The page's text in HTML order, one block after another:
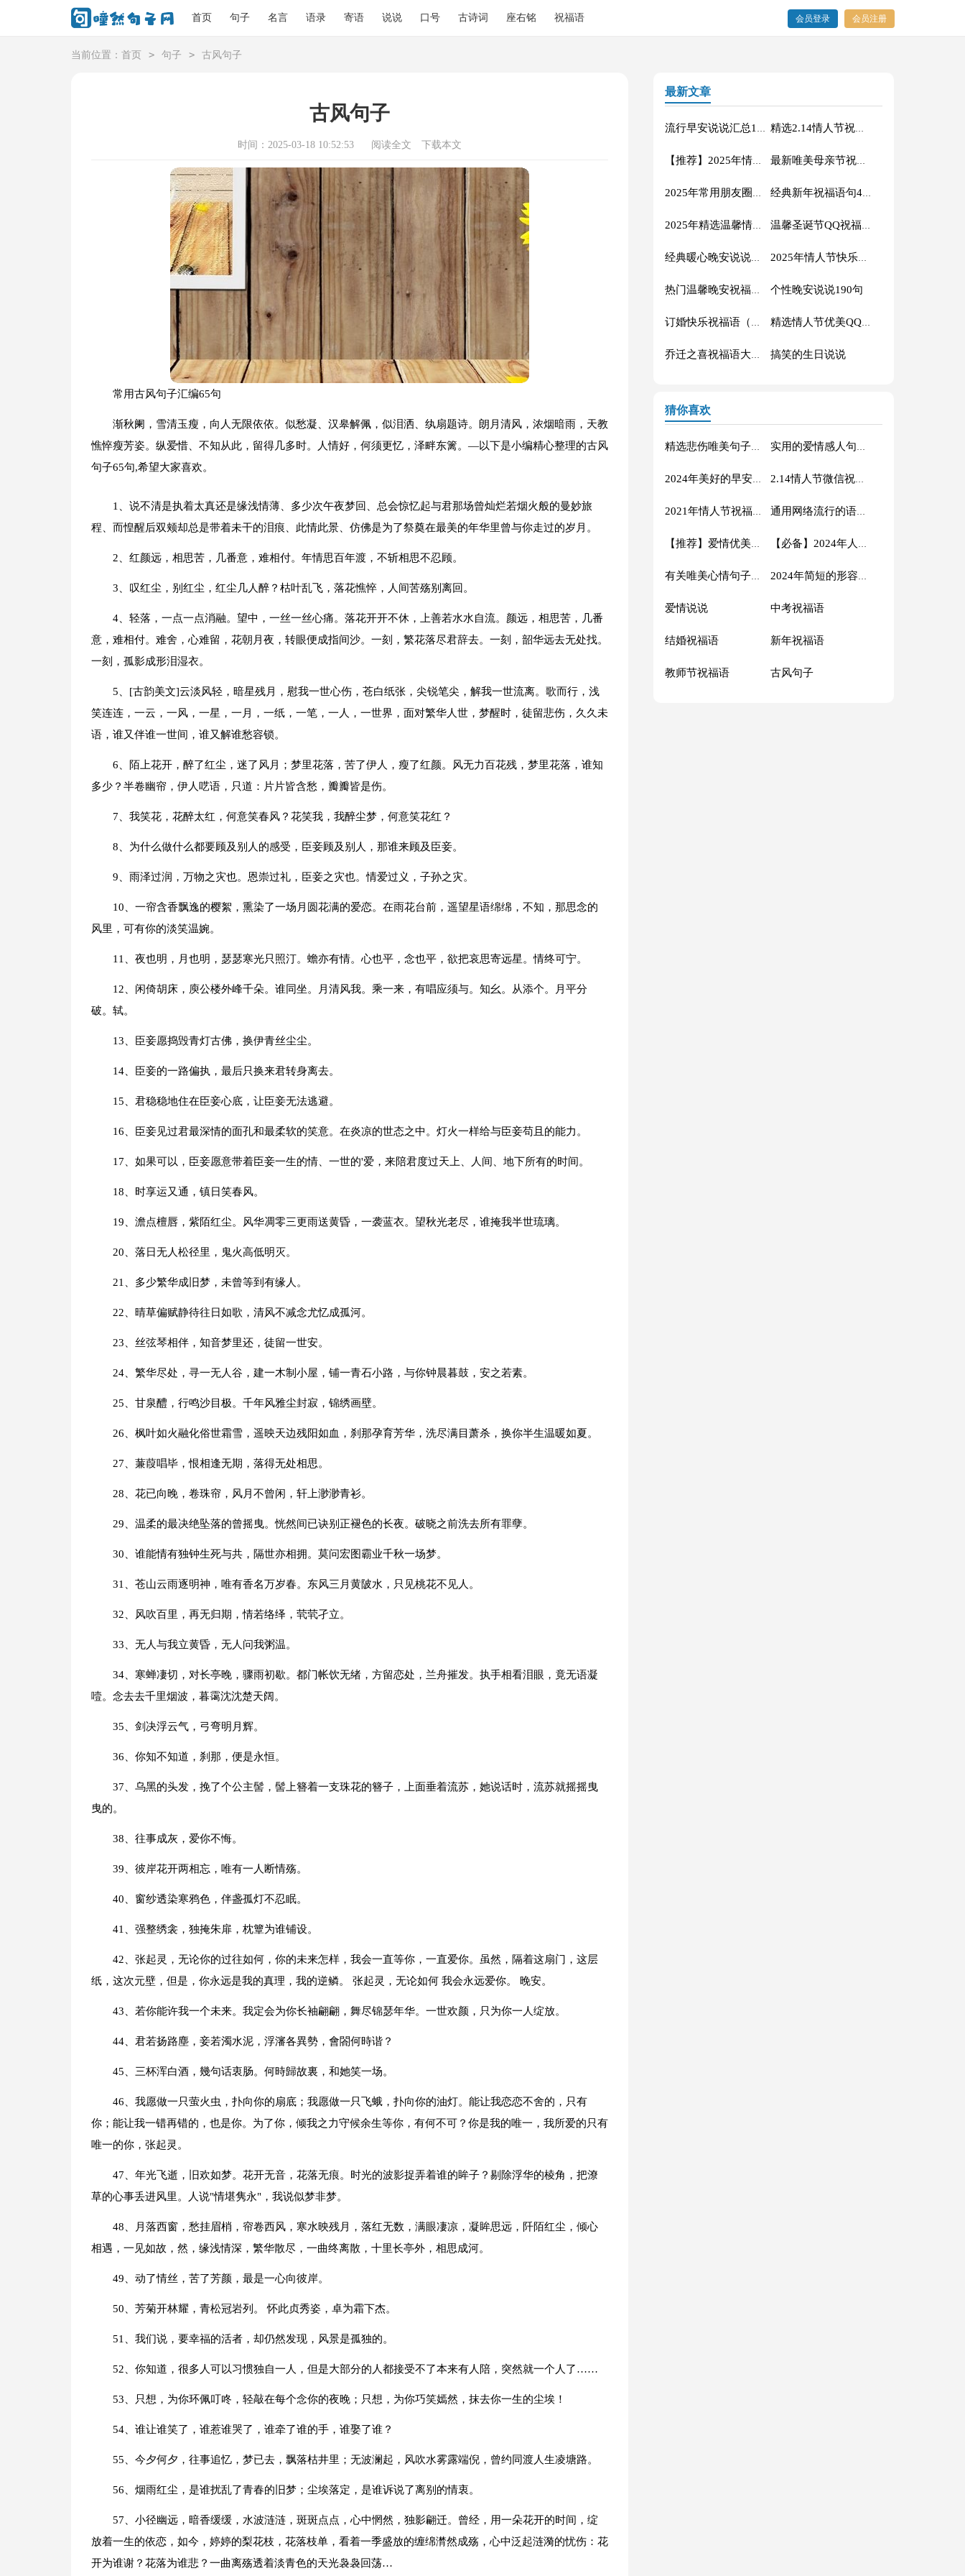
首页 句子 名言 语录 寄语 说说 口号 古诗词 座右铭 祝福语 会员登录 会员注册
当前位置： 首页 > 句子 > 古风句子
古风句子
时间：2025-03-18 10:52:53 阅读全文 下载本文
常用古风句子汇编65句
渐秋阑，雪清玉瘦，向人无限依依。似愁凝、汉皋解佩，似泪洒、纨扇题诗。朗月清风，浓烟暗雨，天教
憔悴瘦芳姿。纵爱惜、不知从此，留得几多时。人情好，何须更忆，泽畔东篱。—以下是小编精心整理的古风
句子65句,希望大家喜欢。
1、说不清是执着太真还是缘浅情薄、多少次午夜梦回、总会惊忆起与君那场曾灿烂若烟火般的曼妙旅
程、而惶醒后双颊却总是带着未干的泪痕、此情此景、仿佛是为了祭奠在最美的年华里曾与你走过的岁月。
2、红颜远，相思苦，几番意，难相付。年情思百年渡，不斩相思不忍顾。
3、叹红尘，别红尘，红尘几人醉？枯叶乱飞，落花憔悴，人间苦殇别离回。
4、轻落，一点一点消融。望中，一丝一丝心痛。落花开开不休，上善若水水自流。颜远，相思苦，几番
意，难相付。难舍，心难留，花朝月夜，转眼便成指间沙。一刻，繁花落尽君辞去。一刻，韶华远去无处找。
一刻，孤影成形泪湿衣。
5、[古韵美文]云淡风轻，暗星残月，慰我一世心伤，苍白纸张，尖锐笔尖，解我一世流离。歌而行，浅
笑连连，一云，一风，一星，一月，一纸，一笔，一人，一世界，面对繁华人世，梦醒时，徒留悲伤，久久未
语，谁又伴谁一世间，谁又解谁愁容锁。
6、陌上花开，醉了红尘，迷了风月；梦里花落，苦了伊人，瘦了红颜。风无力百花残，梦里花落，谁知
多少？半卷幽帘，伊人呓语，只道：片片皆含愁，瓣瓣皆是伤。
7、我笑花，花醉太红，何意笑春风？花笑我，我醉尘梦，何意笑花红？
8、为什么做什么都要顾及别人的感受，臣妾顾及别人，那谁来顾及臣妾。
9、雨泽过润，万物之灾也。恩崇过礼，臣妾之灾也。情爱过义，子孙之灾。
10、一帘含香飘逸的樱絮，熏染了一场月圆花满的爱恋。在雨花台前，遥望星语绵绵，不知，那思念的
风里，可有你的淡笑温婉。
11、夜也明，月也明，瑟瑟寒光只照汀。蟾亦有情。心也平，念也平，欲把哀思寄远星。情终可宁。
12、闲倚胡床，庾公楼外峰千朵。谁同坐。月清风我。乘一来，有唱应须与。知幺。从添个。月平分
破。轼。
13、臣妾愿捣毁青灯古佛，换伊青丝尘尘。
14、臣妾的一路偏执，最后只换来君转身离去。
15、君稳稳地住在臣妾心底，让臣妾无法逃避。
16、臣妾见过君最深情的面孔和最柔软的笑意。在炎凉的世态之中。灯火一样给与臣妾苟且的能力。
17、如果可以，臣妾愿意带着臣妾一生的情、一世的'爱，来陪君度过天上、人间、地下所有的时间。
18、时享运又通，镇日笑春风。
19、澹点檀唇，紫陌红尘。风华凋零三更雨送黄昏，一袭蓝衣。望秋光老尽，谁掩我半世琉璃。
20、落日无人松径里，鬼火高低明灭。
21、多少繁华成旧梦，未曾等到有缘人。
22、晴草偏赋静待往日如歌，清风不减念尤忆成孤河。
23、丝弦琴相伴，知音梦里还，徒留一世安。
24、繁华尽处，寻一无人谷，建一木制小屋，铺一青石小路，与你钟晨暮鼓，安之若素。
25、甘泉醴，行鸣沙目极。千年风雅尘封寂，锦绣画壁。
26、枫叶如火融化俗世霜雪，遥映天边残阳如血，刹那孕育芳华，洗尽满目萧杀，换你半生温暖如夏。
27、蒹葭唱毕，恨相逢无期，落得无处相思。
28、花已向晚，卷珠帘，风月不曾闲，轩上渺渺青衫。
29、温柔的最决绝坠落的曾摇曳。恍然间已诀别正褪色的长夜。破晓之前洗去所有罪孽。
30、谁能情有独钟生死与共，隔世亦相拥。莫问宏图霸业千秋一场梦。
31、苍山云雨逐明神，唯有香名万岁春。东风三月黄陂水，只见桃花不见人。
32、风吹百里，再无归期，情若络绎，茕茕孑立。
33、无人与我立黄昏，无人问我粥温。
34、寒蝉凄切，对长亭晚，骤雨初歇。都门帐饮无绪，方留恋处，兰舟摧发。执手相看泪眼，竟无语凝
噎。念去去千里烟波，暮霭沈沈楚天阔。
35、剑决浮云气，弓弯明月辉。
36、你知不知道，刹那，便是永恒。
37、乌黑的头发，挽了个公主髻，髻上簪着一支珠花的簪子，上面垂着流苏，她说话时，流苏就摇摇曳
曳的。
38、往事成灰，爱你不悔。
39、彼岸花开两相忘，唯有一人断情殇。
40、窗纱透染寒鸦色，伴盏孤灯不忍眠。
41、强整绣衾，独掩朱扉，枕簟为谁铺设。
42、张起灵，无论你的过往如何，你的未来怎样，我会一直等你，一直爱你。虽然，隔着这扇门，这层
纸，这次元壁，但是，你永远是我的真理，我的逆鳞。 张起灵，无论如何 我会永远爱你。 晚安。
43、若你能许我一个未来。我定会为你长袖翩翩，舞尽锦瑟年华。一世欢颜，只为你一人绽放。
44、君若扬路塵，妾若濁水泥，浮瀋各異勢，會閤何時谐？
45、三杯浑白酒，幾句话衷肠。何時歸故裏，和她笑一场。
46、我愿做一只萤火虫，扑向你的扇底；我愿做一只飞蛾，扑向你的油灯。能让我恋恋不舍的，只有
你；能让我一错再错的，也是你。为了你，倾我之力守候余生等你，有何不可？你是我的唯一，我所爱的只有
唯一的你，张起灵。
47、年光飞逝，旧欢如梦。花开无音，花落无痕。时光的波影捉弄着谁的眸子？剔除浮华的棱角，把潦
草的心事丢进风里。人说"情堪隽永"，我说似梦非梦。
48、月落西窗，愁挂眉梢，帘卷西风，寒水映残月，落红无数，满眼凄凉，凝眸思远，阡陌红尘，倾心
相遇，一见如故，然，缘浅情深，繁华散尽，一曲终离散，十里长亭外，相思成河。
49、动了情丝，苦了芳颜，最是一心向彼岸。
50、芳菊开林耀，青松冠岩列。 怀此贞秀姿，卓为霜下杰。
51、我们说，要幸福的活者，却仍然发现，风景是孤独的。
52、你知道，很多人可以习惯独自一人，但是大部分的人都接受不了本来有人陪，突然就一个人了……
53、只想，为你环佩叮咚，轻敲在每个念你的夜晚；只想，为你巧笑嫣然，抹去你一生的尘埃！
54、谁让谁笑了，谁惹谁哭了，谁牵了谁的手，谁娶了谁？
55、今夕何夕，往事追忆，梦已去，飘落枯井里；无波澜起，风吹水雾露端倪，曾约同渡人生凌塘路。
56、烟雨红尘，是谁扰乱了青春的旧梦；尘埃落定，是谁诉说了离别的情衷。
57、小径幽远，暗香缓缓，水波涟涟，斑斑点点，心中惘然，独影翩迁。曾经，用一朵花开的时间，绽
放着一生的依恋，如今，婷婷的梨花枝，花落枝单，看着一季盛放的缠绵潸然成殇，心中泛起涟漪的忧伤：花
开为谁谢？花落为谁悲？一曲离殇透着淡青色的天光袅袅回荡…
最新文章
个性晚安说说190句
搞笑的生日说说
猜你喜欢
精选悲伤唯美句子锦集96条 实用的爱情感人句子汇编39条
2024年美好的早安朋友圈祝福语大集合61条 2.14情人节微信祝福语集锦34条
2021年情人节祝福语句摘录68条 通用网络流行的语录汇编63句
【推荐】爱情优美句子汇总95条 【必备】2024年人生唯美的句子合集80句
有关唯美心情句子集合59句 2024年简短的形容幸福甜蜜的句子摘录36句
爱情说说 中考祝福语
结婚祝福语 新年祝福语
教师节祝福语 古风句子